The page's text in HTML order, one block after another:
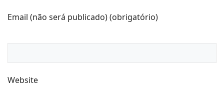
Email (não será publicado) (obrigatório)
Website